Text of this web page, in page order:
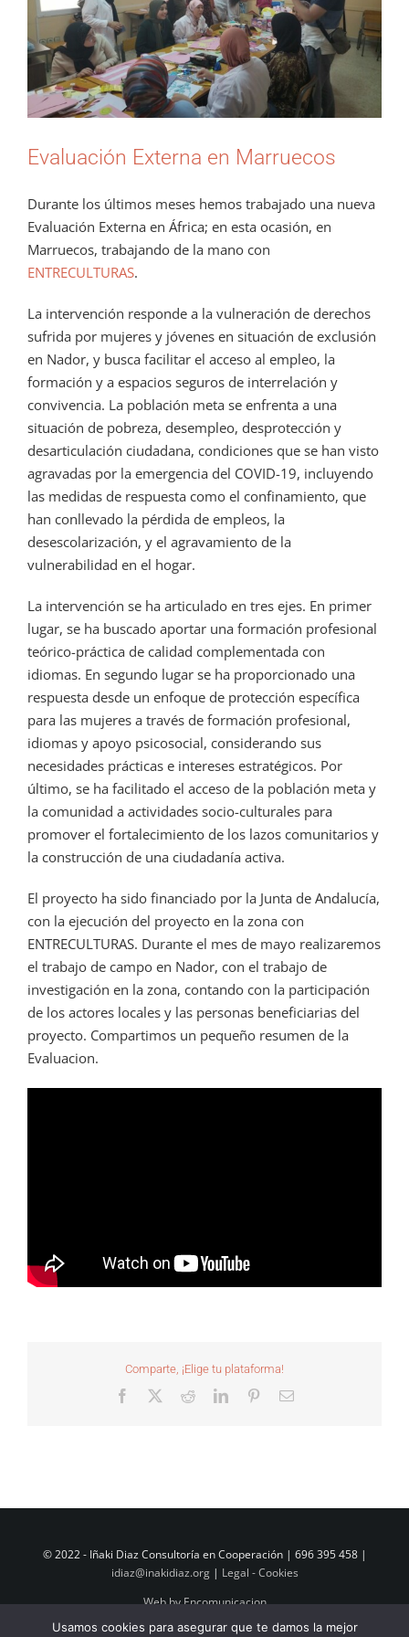
Evaluación Externa en Marruecos
Durante los últimos meses hemos trabajado una nueva
Evaluación Externa en África; en esta ocasión, en
Marruecos, trabajando de la mano con
ENTRECULTURAS.
La intervención responde a la vulneración de derechos
sufrida por mujeres y jóvenes en situación de exclusión
en Nador, y busca facilitar el acceso al empleo, la
formación y a espacios seguros de interrelación y
convivencia. La población meta se enfrenta a una
situación de pobreza, desempleo, desprotección y
desarticulación ciudadana, condiciones que se han visto
agravadas por la emergencia del COVID-19, incluyendo
las medidas de respuesta como el confinamiento, que
han conllevado la pérdida de empleos, la
desescolarización, y el agravamiento de la
vulnerabilidad en el hogar.
La intervención se ha articulado en tres ejes. En primer
lugar, se ha buscado aportar una formación profesional
teórico-práctica de calidad complementada con
idiomas. En segundo lugar se ha proporcionado una
respuesta desde un enfoque de protección específica
para las mujeres a través de formación profesional,
idiomas y apoyo psicosocial, considerando sus
necesidades prácticas e intereses estratégicos. Por
último, se ha facilitado el acceso de la población meta y
la comunidad a actividades socio-culturales para
promover el fortalecimiento de los lazos comunitarios y
la construcción de una ciudadanía activa.
El proyecto ha sido financiado por la Junta de Andalucía,
con la ejecución del proyecto en la zona con
ENTRECULTURAS. Durante el mes de mayo realizaremos
el trabajo de campo en Nador, con el trabajo de
investigación en la zona, contando con la participación
de los actores locales y las personas beneficiarias del
proyecto. Compartimos un pequeño resumen de la
Evaluacion.
Comparte, ¡Elige tu plataforma!
Facebook RedditLinkedInPinterestCorreo
© 2022 - Iñaki Diaz Consultoría en Cooperación | 696 395 458 |
idiaz@inakidiaz.org| Legal - Cookies
Web by Encomunicacion
Usamos cookies para asegurar que te damos la mejor